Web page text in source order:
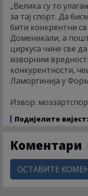
„Велика су то
за тај спорт. Да
бити конкрентни са
Доменикали, а
циркуса чине све
изворним
конкурентности,
Ламоргинија у
Извор:
Подијелите вијест:
Коментари
ОСТАВИТЕ